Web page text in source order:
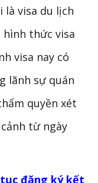
là visa du lịch
hình thức visa
visa nay có
lãnh sự quán
quyền xét
từ ngày
đăng ký kết